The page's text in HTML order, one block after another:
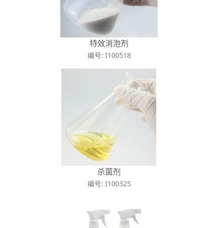
特效消泡剂
编号: I100518
杀菌剂
编号: I100325